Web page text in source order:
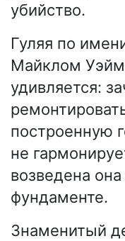
убийство.
Гуляя по
Майклом
удивляется:
построенную
не
возведена
фундаменте.
Знаменитый